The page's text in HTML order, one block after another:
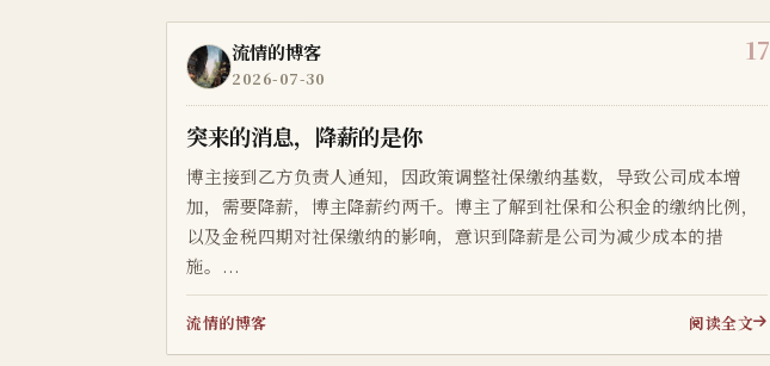
17
流情的博客
2026-07-30
突来的消息，降薪的是你
博主接到乙方负责人通知，因政策调整社保缴纳基数，导致公司成本增
加，需要降薪，博主降薪约两千。博主了解到社保和公积金的缴纳比例，
以及金税四期对社保缴纳的影响，意识到降薪是公司为减少成本的措
施。...
流情的博客 阅读全文